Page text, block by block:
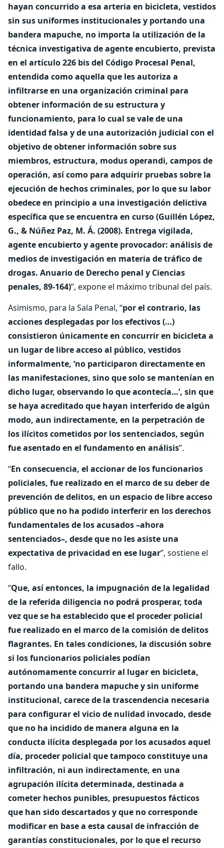
hayan concurrido a esa arteria en bicicleta, vestidos
sin sus uniformes institucionales y portando una
bandera mapuche, no importa la utilización de la
técnica investigativa de agente encubierto, prevista
en el artículo 226 bis del Código Procesal Penal,
entendida como aquella que les autoriza a
infiltrarse en una organización criminal para
obtener información de su estructura y
funcionamiento, para lo cual se vale de una
identidad falsa y de una autorización judicial con el
objetivo de obtener información sobre sus
miembros, estructura, modus operandi, campos de
operación, así como para adquirir pruebas sobre la
ejecución de hechos criminales, por lo que su labor
obedece en principio a una investigación delictiva
específica que se encuentra en curso (Guillén López,
G., & Núñez Paz, M. Á. (2008). Entrega vigilada,
agente encubierto y agente provocador: análisis de
medios de investigación en materia de tráfico de
drogas. Anuario de Derecho penal y Ciencias
penales, 89-164)”, expone el máximo tribunal del país.
Asimismo, para la Sala Penal, “por el contrario, las
acciones desplegadas por los efectivos (…)
consistieron únicamente en concurrir en bicicleta a
un lugar de libre acceso al público, vestidos
informalmente, ‘no participaron directamente en
las manifestaciones, sino que solo se mantenían en
dicho lugar, observando lo que acontecía…’, sin que
se haya acreditado que hayan interferido de algún
modo, aun indirectamente, en la perpetración de
los ilícitos cometidos por los sentenciados, según
fue asentado en el fundamento en análisis”.
“En consecuencia, el accionar de los funcionarios
policiales, fue realizado en el marco de su deber de
prevención de delitos, en un espacio de libre acceso
público que no ha podido interferir en los derechos
fundamentales de los acusados –ahora
sentenciados–, desde que no les asiste una
expectativa de privacidad en ese lugar”, sostiene el
fallo.
“Que, así entonces, la impugnación de la legalidad
de la referida diligencia no podrá prosperar, toda
vez que se ha establecido que el proceder policial
fue realizado en el marco de la comisión de delitos
flagrantes. En tales condiciones, la discusión sobre
si los funcionarios policiales podían
autónomamente concurrir al lugar en bicicleta,
portando una bandera mapuche y sin uniforme
institucional, carece de la trascendencia necesaria
para configurar el vicio de nulidad invocado, desde
que no ha incidido de manera alguna en la
conducta ilícita desplegada por los acusados aquel
día, proceder policial que tampoco constituye una
infiltración, ni aun indirectamente, en una
agrupación ilícita determinada, destinada a
cometer hechos punibles, presupuestos fácticos
que han sido descartados y que no corresponde
modificar en base a esta causal de infracción de
garantías constitucionales, por lo que el recurso